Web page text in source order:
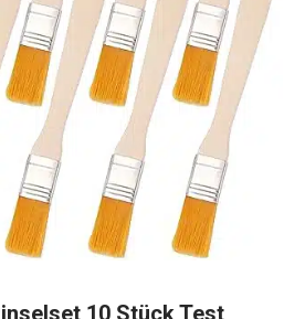
10 Stück Test